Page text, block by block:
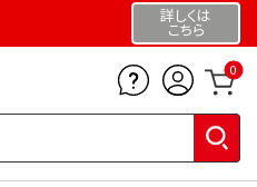
詳しくは
こちら
0